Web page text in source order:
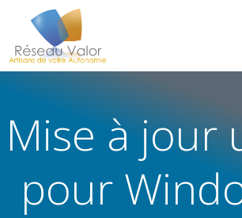
Mise à jour
pour